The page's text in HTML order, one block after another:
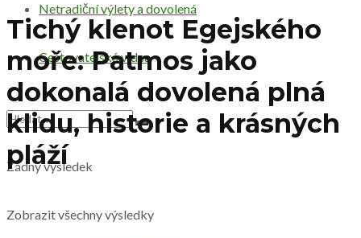
Netradiční výlety a dovolená
Cestovatelská videa
Žádný výsledek
Zobrazit všechny výsledky
Tichý klenot Egejského
moře: Patmos jako
dokonalá dovolená plná
klidu, historie a krásných
pláží